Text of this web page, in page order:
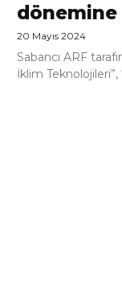
dönemine
20 Mayıs 2024
Sabancı ARF
İklim Teknolojileri”,